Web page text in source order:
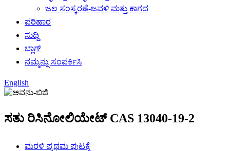
ಜಲ ಸಂಸ್ಕರಣೆ-ಜವಳಿ ಮತ್ತು ಕಾಗದ
ಪರಿಹಾರ
ಸುದ್ದಿ
ಬ್ಲಾಗ್
ನಮ್ಮನ್ನು ಸಂಪರ್ಕಿಸಿ
English
ಸತು ರಿಸಿನೋಲಿಯೇಟ್ CAS 13040-19-2
ಮರಳಿ ಪ್ರಥಮ ಪುಟಕ್ಕೆ